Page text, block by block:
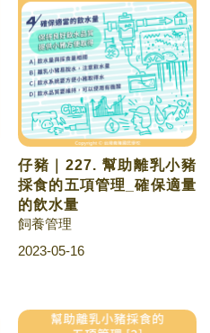
仔豬｜227. 幫助離乳小豬
採食的五項管理_確保適量
的飲水量
飼養管理
2023-05-16